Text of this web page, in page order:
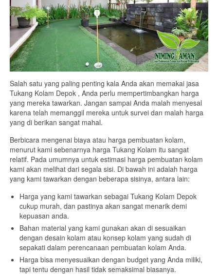
Salah satu yang paling penting kala Anda akan memakai jasa
Tukang Kolam Depok , Anda perlu mempertimbangkan harga
yang mereka tawarkan. Jangan sampai Anda malah menyesal
karena telah memanggil mereka untuk survei dan malah harga
yang di berikan sangat mahal.
Berbicara mengenai biaya atau harga pembuatan kolam,
menurut kami sebenarnya harga Tukang Kolam itu sangat
relatif. Pada umumnya untuk estimasi harga pembuatan kolam
kami akan melihat dari segala sisi. Di bawah ini adalah harga
yang kami tawarkan dengan beberapa sisinya, antara lain:
Harga yang kami tawarkan sebagai Tukang Kolam Depok
cukup murah, dan pastinya akan sangat menarik demi
kepuasan anda.
Bahan material yang kami gunakan akan di sesuaikan
dengan desain kolam atau konsep kolam yang sudah di
sepakati dalam perencanaan pembuatan kolam Anda.
Harga bisa menyesuaikan dengan budget yang Anda miliki,
tapi tentu dengan hasil tidak semaksimal biasanya.